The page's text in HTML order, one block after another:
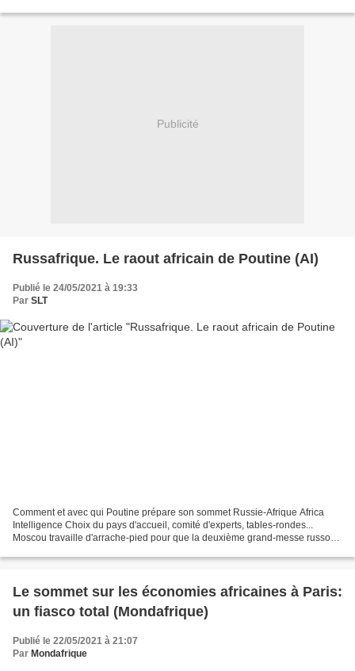
Publicité
Russafrique. Le raout africain de Poutine (AI)
Publié le 24/05/2021 à 19:33
Par SLT
Comment et avec qui Poutine prépare son sommet Russie-Afrique Africa
Intelligence Choix du pays d'accueil, comité d'experts, tables-rondes...
Moscou travaille d'arrache-pied pour que la deuxième grand-messe russo-
Le sommet sur les économies africaines à Paris:
un fiasco total (Mondafrique)
Publié le 22/05/2021 à 21:07
Par Mondafrique